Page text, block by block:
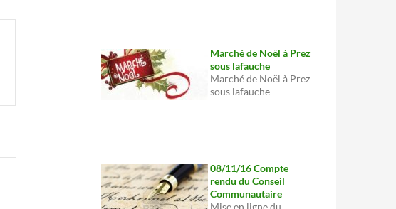
Marché de Noël à Prez
sous lafauche
Marché de Noël à Prez
sous lafauche
08/11/16 Compte
rendu du Conseil
Communautaire
Mise en ligne du